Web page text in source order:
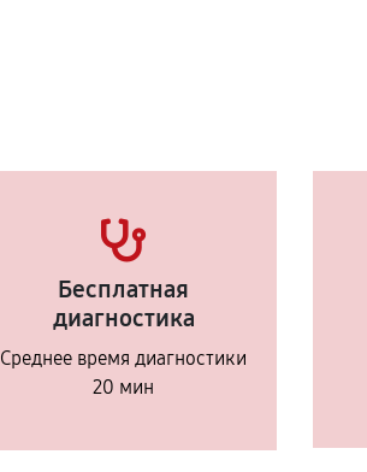
Бесплатная
диагностика
Среднее время диагностики
20 мин